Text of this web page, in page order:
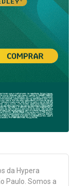
da Hypera
Paulo. Somos a